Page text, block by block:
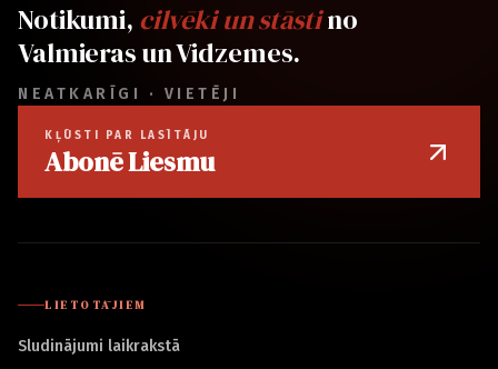
Notikumi, cilvēki un stāstino
Valmieras un Vidzemes.
NEATKARĪGI · VIETĒJI
KĻŪSTI PAR LASĪTĀJU
Abonē Liesmu
LIETOTĀJIEM
Sludinājumi laikrakstā